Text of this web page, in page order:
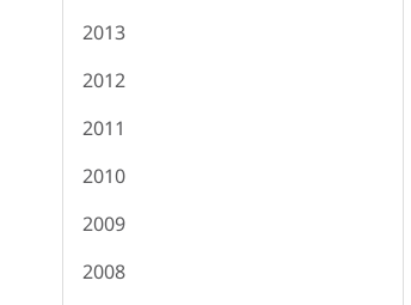
2013
2012
2011
2010
2009
2008